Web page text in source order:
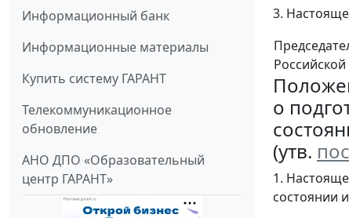
Информационный банк
Информационные материалы
Купить систему ГАРАНТ
Телекоммуникационное
обновление
АНО ДПО «Образовательный
центр ГАРАНТ»
3.
о
(утв.
1.
состоянии